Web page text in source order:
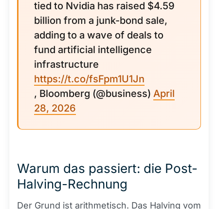
tied to Nvidia has raised $4.59
billion from a junk-bond sale,
adding to a wave of deals to
fund artificial intelligence
infrastructure
https://t.co/fsFpm1U1Jn
, Bloomberg (@business) April
28, 2026
Warum das passiert: die Post-
Halving-Rechnung
Der Grund ist arithmetisch. Das Halving vom